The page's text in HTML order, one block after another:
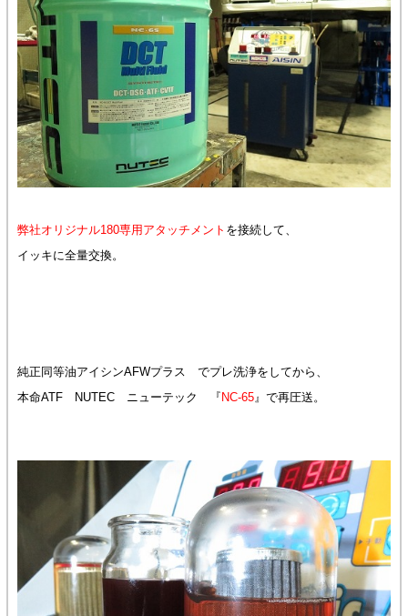
弊社オリジナル180専用アタッチメント を接続して、
イッキに全量交換。
純正同等油アイシンAFWプラス でプレ洗浄をしてから、
本命ATF NUTEC ニューテック 『 NC-65』で再圧送。